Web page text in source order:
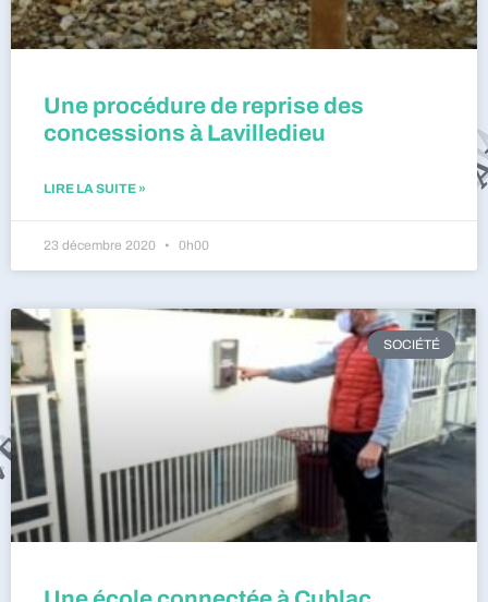
Une procédure de reprise des
concessions à Lavilledieu
LIRE LA SUITE »
23 décembre 2020 0h00
SOCIÉTÉ